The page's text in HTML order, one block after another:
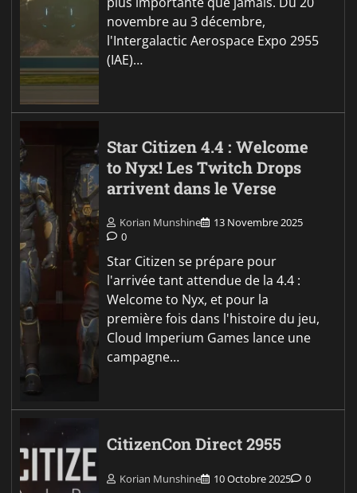
novembre au 3 décembre,
l'Intergalactic Aerospace Expo 2955
(IAE)…
Star Citizen 4.4 : Welcome
to Nyx! Les Twitch Drops
arrivent dans le Verse
Korian Munshine
13 Novembre 2025
0
Star Citizen se prépare pour
l'arrivée tant attendue de la 4.4 :
Welcome to Nyx, et pour la
première fois dans l'histoire du jeu,
Cloud Imperium Games lance une
campagne…
CitizenCon Direct 2955
Korian Munshine 10 Octobre 2025 0